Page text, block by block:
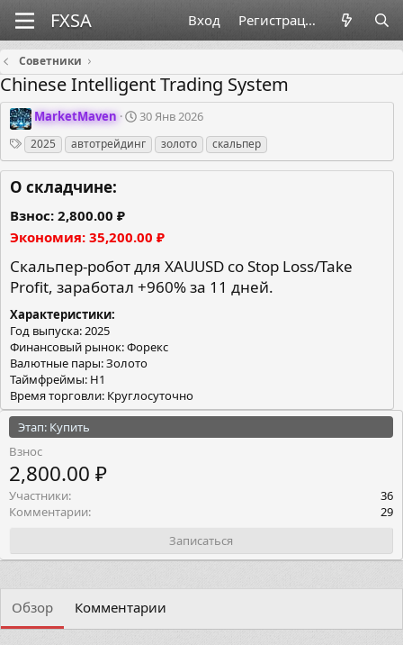
Вход Регистрация
Советники
Chinese Intelligent Trading System
О
г
а
н
и
з
т
о
MarketMaven
Д
т
а
а
н
и
я
30 Янв 2026
Теги
2025 автотрейдинг золото скальпер
О складчине:
Взнос 2,800.00 ₽
Экономия 35,200.00 ₽
Скальпер-робот для XAUUSD со Stop Loss/Take
Profit, заработал +960% за 11 дней.
Характеристики
Год выпуска: 2025
Финансовый рынок: Форекс
Валютные пары: Золото
Таймфреймы: H1
Время торговли: Круглосуточно
Этап: Купить
Взнос
2,800.00 ₽
Участники
36
Комментарии
29
Записаться
Обзор Комментарии